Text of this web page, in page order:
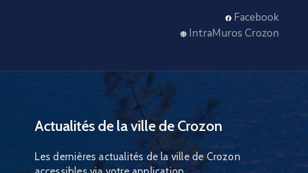
Facebook
IntraMuros Crozon
Actualités de la ville de Crozon
Les dernières actualités de la ville de Crozon